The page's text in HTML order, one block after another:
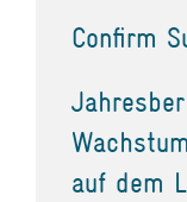
Confirm
auf dem